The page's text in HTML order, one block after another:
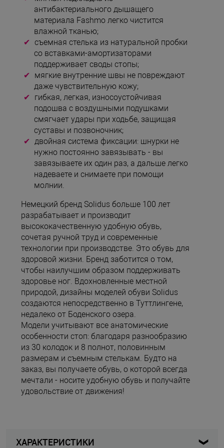
антибактериального дышащего
материала Fashmo легко чистится
влажной тканью;
съемная стелька из натуральной пробки
со вставками-амортизаторами
поддерживает своды стопы;
мягкие внутренние швы не повреждают
даже чувствительную кожу;
гибкая, легкая, износоустойчивая
подошва с воздушными подушками
смягчает удары при ходьбе, защищая
суставы и позвоночник;
двойная система фиксации: шнурки не
нужно постоянно завязывать - вы
завязываете их один раз, а дальше легко
надеваете и снимаете при помощи
молнии.
Немецкий бренд Solidus больше 100 лет
разрабатывает и производит
высококачественную удобную обувь,
сочетая ручной труд и современные
технологии при производстве. Это обувь для
здоровой жизни. Бренд заботится о том,
чтобы наилучшим образом поддерживать
здоровье ног. Вдохновленные местной
природой, дизайны моделей обуви Solidus
создаются непосредственно в Туттлингене,
недалеко от Боденского озера.
Модели учитывают все анатомические
особенности стоп: благодаря разнообразию
из 30 колодок и 8 полнот, половинным
размерам и съемным стелькам. Будто на
заказ, вы получаете обувь, о которой всегда
мечтали - носите удобную обувь и получайте
удовольствие от движения!
ХАРАКТЕРИСТИКИ